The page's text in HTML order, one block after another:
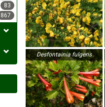
83
867
Desfontainia fulgens